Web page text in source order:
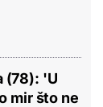
(78): 'U
mir što ne